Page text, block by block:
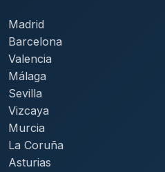
Madrid
Barcelona
Valencia
Málaga
Sevilla
Vizcaya
Murcia
La Coruña
Asturias